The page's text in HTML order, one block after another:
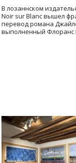
В лозаннском
Noir sur Blanc вышел
перевод романа
выполненный Флоранс